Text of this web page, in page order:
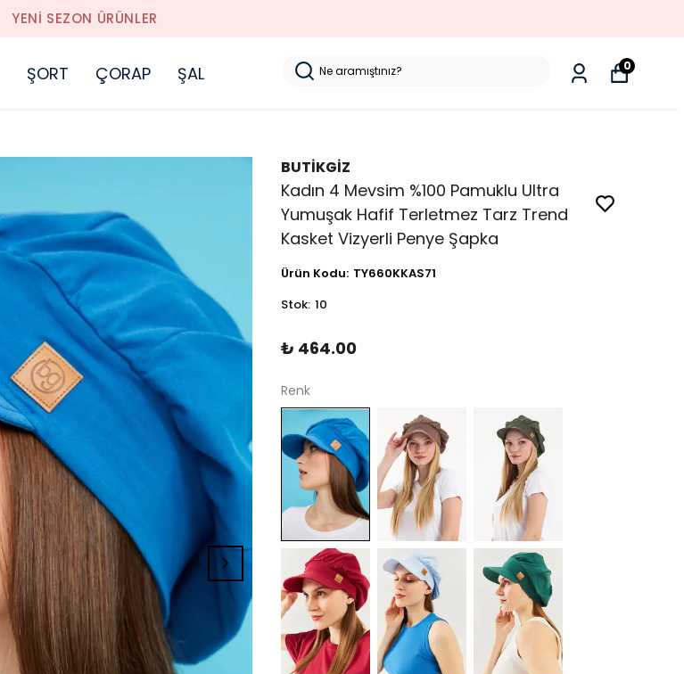
YENI SEZON ÜRÜNLER
ŞORT ÇORAP ŞAL 0
BUTİKGİZ
Kadın 4 Mevsim %100 Pamuklu Ultra
Yumuşak Hafif Terletmez Tarz Trend
Kasket Vizyerli Penye Şapka
Ürün Kodu: TY660KKAS71
Stok: 10
₺ 464.00
Renk